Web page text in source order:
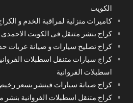
الكويت
كاميرات منزلية لمراقبة الخدم و
كراج بنشر متنقل في الكويت
كراج تصليح سيارات و صيانة عربات
كراج سيارات متنقل اسطبلات
اسطبلات الفروانية
كراج صيانة سيارات فينشر بسعر
كراج متنقل اسطبلات الفروانية بنشر